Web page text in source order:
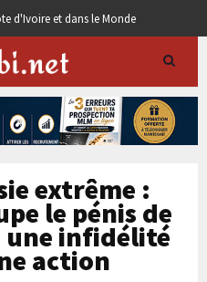
d'Ivoire et dans le Monde
extrême :
le pénis de
une infidélité
action